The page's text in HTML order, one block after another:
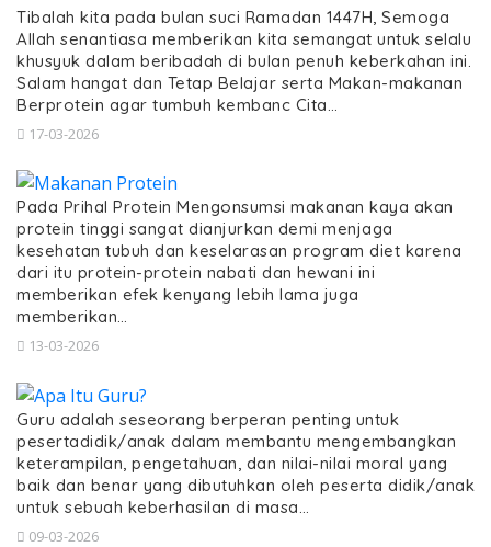
Tibalah kita pada bulan suci Ramadan 1447H, Semoga
Allah senantiasa memberikan kita semangat untuk selalu
khusyuk dalam beribadah di bulan penuh keberkahan ini.
Salam hangat dan Tetap Belajar serta Makan-makanan
Berprotein agar tumbuh kembanc Cita…
17-03-2026
Pada Prihal Protein Mengonsumsi makanan kaya akan
protein tinggi sangat dianjurkan demi menjaga
kesehatan tubuh dan keselarasan program diet karena
dari itu protein-protein nabati dan hewani ini
memberikan efek kenyang lebih lama juga
memberikan…
13-03-2026
Guru adalah seseorang berperan penting untuk
pesertadidik/anak dalam membantu mengembangkan
keterampilan, pengetahuan, dan nilai-nilai moral yang
baik dan benar yang dibutuhkan oleh peserta didik/anak
untuk sebuah keberhasilan di masa…
09-03-2026